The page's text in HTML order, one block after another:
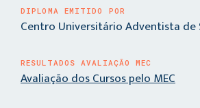
DIPLOMA EMITIDO POR
Centro Universitário Adventista de
RESULTADOS AVALIAÇÃO MEC
Avaliação dos Cursos pelo MEC